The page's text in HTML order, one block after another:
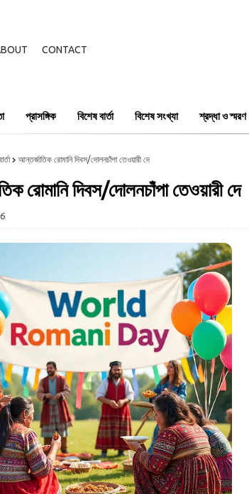
CONTACT
প্রাসঙ্গিক বিশেষ বার্তা বিশেষ সংখ্যা শ্রদ্ধা ও স্মরণ
আন্তর্জাতিক রোমানি দিবস/দোলনচাঁপা তেওয়ারী দে
রোমানি দিবস/দোলনচাঁপা তেওয়ারী দে